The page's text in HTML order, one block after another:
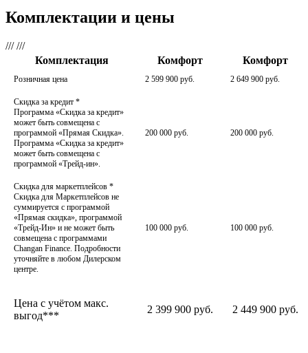
Комплектации и цены
/// ///
Комплектация
Комфорт Комфорт
Розничная цена 2 599 900 руб. 2 649 900 руб.
Скидка за кредит *
Программа «Скидка за кредит»
может быть совмещена с
программой «Прямая Скидка».
Программа «Скидка за кредит»
может быть совмещена с
программой «Трейд-ин».
200 000 руб. 200 000 руб.
Скидка для маркетплейсов *
Скидка для Маркетплейсов не
суммируется с программой
«Прямая скидка», программой
«Трейд-Ин» и не может быть
совмещена с программами
Changan Finance. Подробности
уточняйте в любом Дилерском
центре.
100 000 руб. 100 000 руб.
Цена с учётом макс.
выгод***
2 399 900 руб. 2 449 900 руб.